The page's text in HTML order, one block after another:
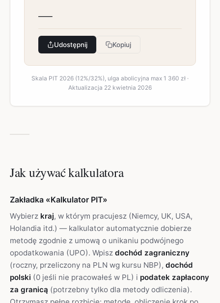
—
Udostępnij Kopiuj
Skala PIT 2026 (12%/32%), ulga abolicyjna max 1 360 zł ·
Aktualizacja 22 kwietnia 2026
Jak używać kalkulatora
Zakładka «Kalkulator PIT»
Wybierz kraj, w którym pracujesz (Niemcy, UK, USA,
Holandia itd.) — kalkulator automatycznie dobierze
metodę zgodnie z umową o unikaniu podwójnego
opodatkowania (UPO). Wpisz dochód zagraniczny
(roczny, przeliczony na PLN wg kursu NBP), dochód
polski (0 jeśli nie pracowałeś w PL) i podatek zapłacony
za granicą (potrzebny tylko dla metody odliczenia).